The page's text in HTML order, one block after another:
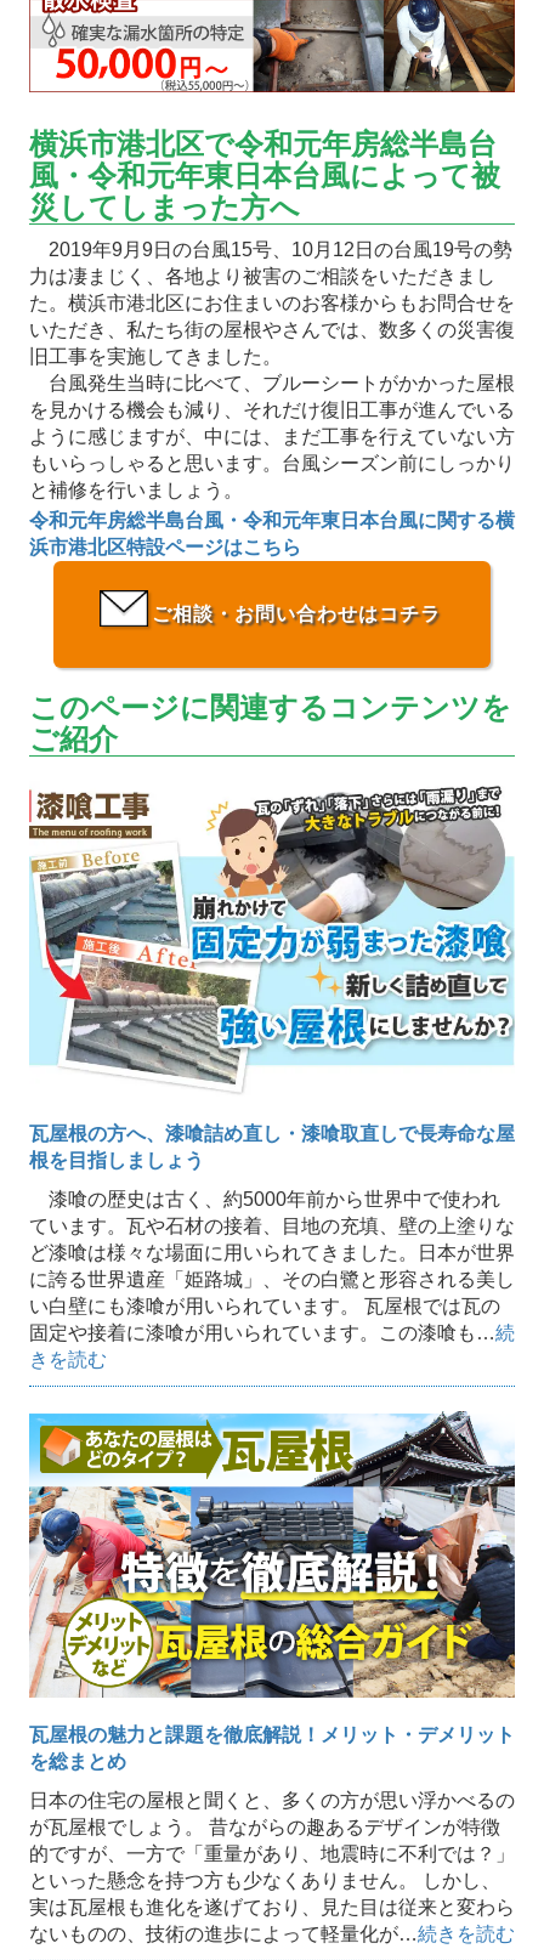
横浜市港北区で令和元年房総半島台
風・令和元年東日本台風によって被
災してしまった方へ
2019年9月9日の台風15号、10月12日の台風19号の勢
力は凄まじく、各地より被害のご相談をいただきまし
た。横浜市港北区にお住まいのお客様からもお問合せを
いただき、私たち街の屋根やさんでは、数多くの災害復
旧工事を実施してきました。
台風発生当時に比べて、ブルーシートがかかった屋根
を見かける機会も減り、それだけ復旧工事が進んでいる
ように感じますが、中には、まだ工事を行えていない方
もいらっしゃると思います。台風シーズン前にしっかり
と補修を行いましょう。
令和元年房総半島台風・令和元年東日本台風に関する横
浜市港北区特設ページはこちら
ご相談・お問い合わせはコチラ
このページに関連するコンテンツを
ご紹介
瓦屋根の方へ、漆喰詰め直し・漆喰取直しで長寿命な屋
根を目指しましょう
漆喰の歴史は古く、約5000年前から世界中で使われ
ています。瓦や石材の接着、目地の充填、壁の上塗りな
ど漆喰は様々な場面に用いられてきました。日本が世界
に誇る世界遺産「姫路城」、その白鷺と形容される美し
い白壁にも漆喰が用いられています。 瓦屋根では瓦の
固定や接着に漆喰が用いられています。この漆喰も…続
きを読む
瓦屋根の魅力と課題を徹底解説！メリット・デメリット
を総まとめ
日本の住宅の屋根と聞くと、多くの方が思い浮かべるの
が瓦屋根でしょう。 昔ながらの趣あるデザインが特徴
的ですが、一方で「重量があり、地震時に不利では？」
といった懸念を持つ方も少なくありません。 しかし、
実は瓦屋根も進化を遂げており、見た目は従来と変わら
ないものの、技術の進歩によって軽量化が…続きを読む